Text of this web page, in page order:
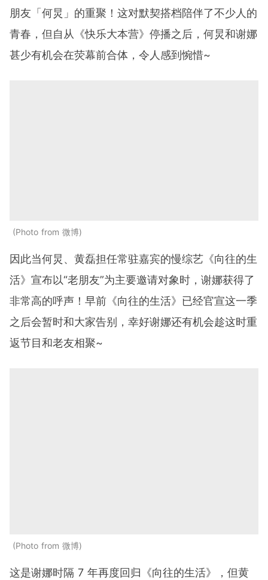
朋友「何炅」的重聚！这对默契搭档陪伴了不少人的
青春，但自从《快乐大本营》停播之后，何炅和谢娜
甚少有机会在荧幕前合体，令人感到惋惜~
Photo from 微博
因此当何炅、黄磊担任常驻嘉宾的慢综艺《向往的生
活》宣布以“老朋友”为主要邀请对象时，谢娜获得了
非常高的呼声！早前《向往的生活》已经官宣这一季
之后会暂时和大家告别，幸好谢娜还有机会趁这时重
返节目和老友相聚~
Photo from 微博
这是谢娜时隔 7 年再度回归《向往的生活》，但黄